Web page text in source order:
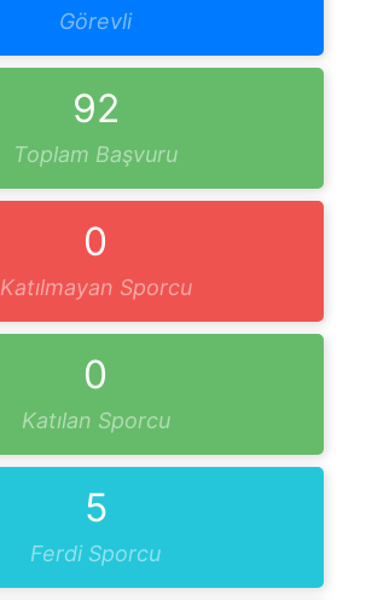
Görevli
92
Toplam Başvuru
0
Katılmayan Sporcu
0
Katılan Sporcu
5
Ferdi Sporcu